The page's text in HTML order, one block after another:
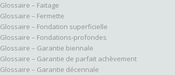
Glossaire – Faitage
Glossaire – Fermette
Glossaire – Fondation superficielle
Glossaire – Fondations-profondes
Glossaire – Garantie biennale
Glossaire – Garantie de parfait achèvement
Glossaire – Garantie décennale